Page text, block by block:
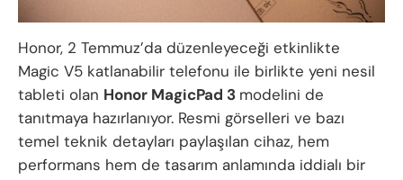
Honor, 2 Temmuz’da düzenleyeceği etkinlikte
Magic V5 katlanabilir telefonu ile birlikte yeni nesil
tableti olan Honor MagicPad 3 modelini de
tanıtmaya hazırlanıyor. Resmi görselleri ve bazı
temel teknik detayları paylaşılan cihaz, hem
performans hem de tasarım anlamında iddialı bir